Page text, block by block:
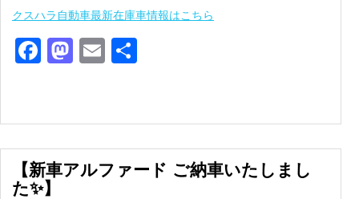
クスハラ自動車最新在庫車情報はこちら
Facebook
Mastodon
Email
【新車アルファード ご納車いたしまし
た✨】